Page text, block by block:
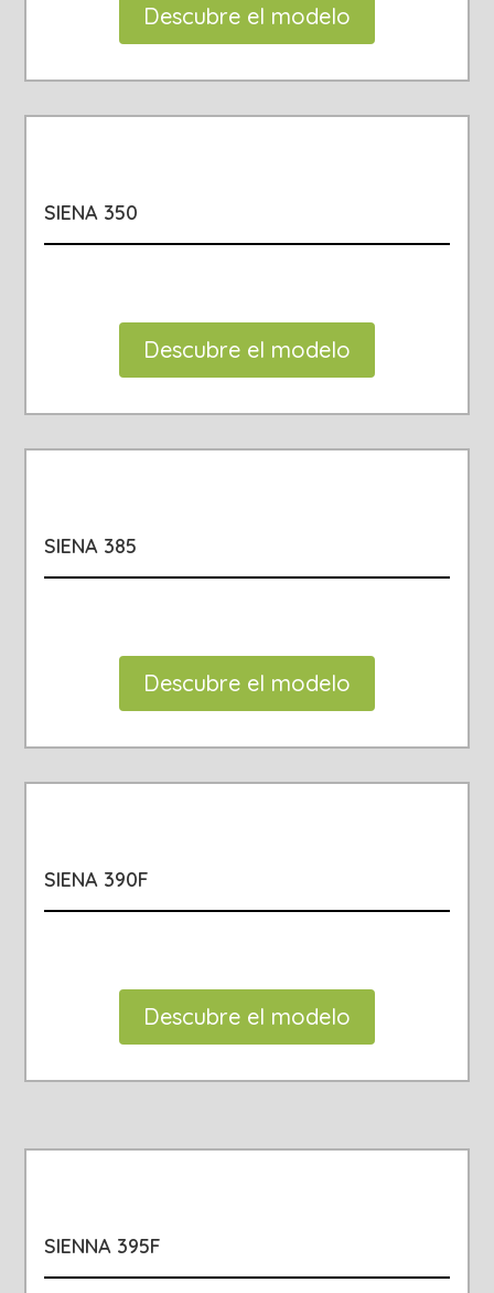
Descubre el modelo
SIENA 350
Descubre el modelo
SIENA 385
Descubre el modelo
SIENA 390F
Descubre el modelo
SIENNA 395F